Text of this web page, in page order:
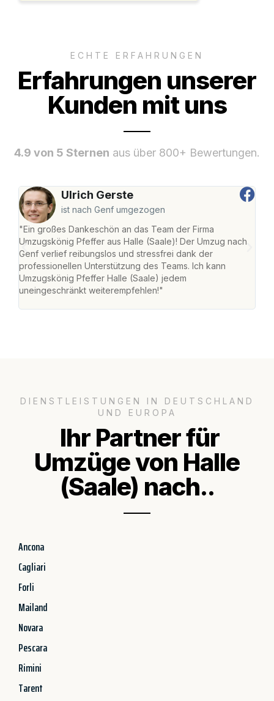
ECHTE ERFAHRUNGEN
Erfahrungen unserer
Kunden mit uns
4.9 von 5 Sternen aus über 800+ Bewertungen.
Ulrich Gerste
ist nach Genf umgezogen
"Ein großes Dankeschön an das Team der Firma
Umzugskönig Pfeffer aus Halle (Saale)! Der Umzug nach
Genf verlief reibungslos und stressfrei dank der
professionellen Unterstützung des Teams. Ich kann
Umzugskönig Pfeffer Halle (Saale) jedem
uneingeschränkt weiterempfehlen!"
DIENSTLEISTUNGEN IN DEUTSCHLAND
UND EUROPA
Ihr Partner für
Umzüge von Halle
(Saale) nach..
Ancona
Cagliari
Forli
Mailand
Novara
Pescara
Rimini
Tarent